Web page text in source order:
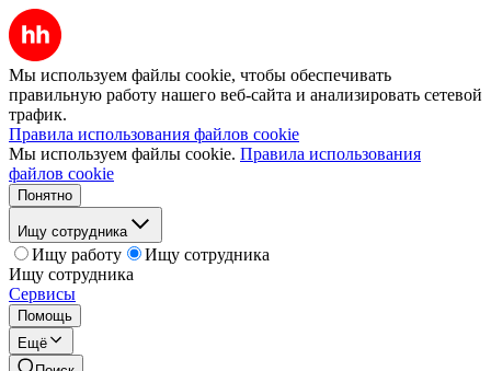
Мы используем файлы cookie, чтобы обеспечивать
правильную работу нашего веб-сайта и анализировать сетевой
трафик.
Правила использования файлов cookie
Мы используем файлы cookie. Правила использования
файлов cookie
Понятно
Ищу сотрудника
Ищу работу
Ищу сотрудника
Ищу сотрудника
Сервисы
Помощь
Ещё